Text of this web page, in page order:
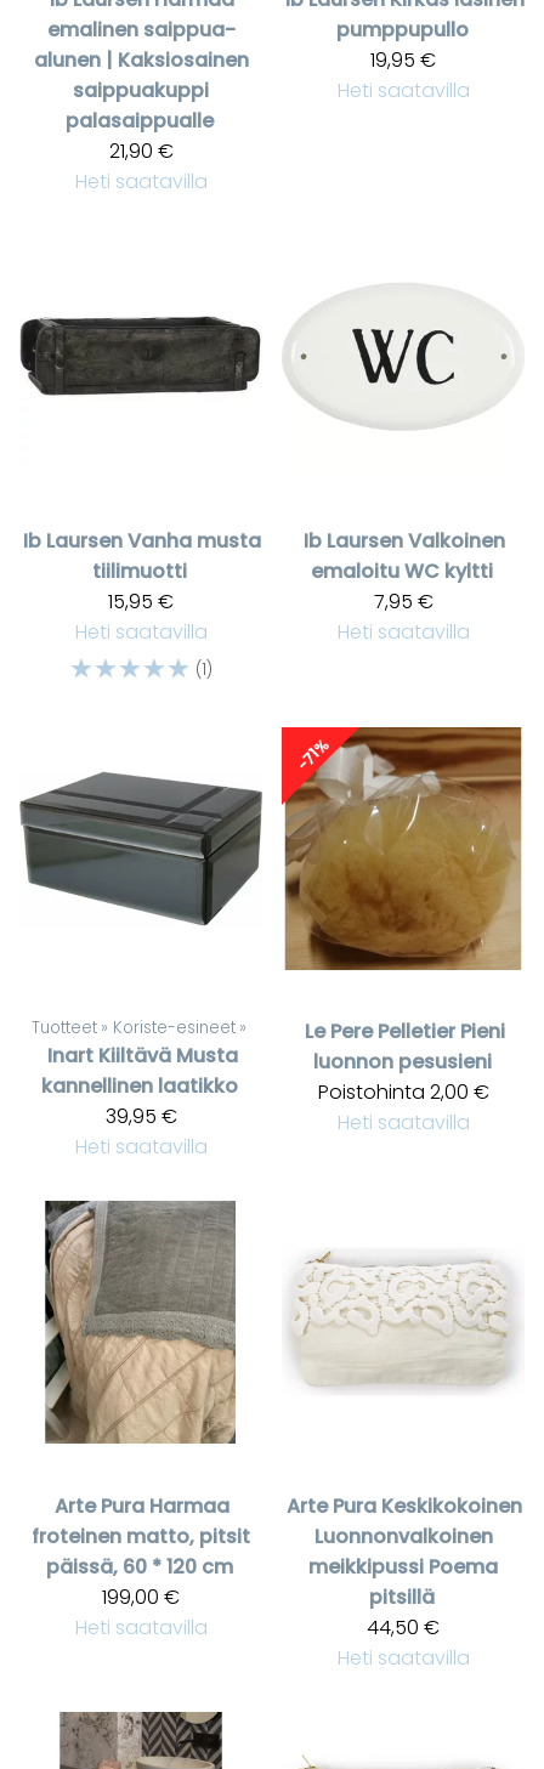
emalinen saippua-
alunen | Kaksiosainen
saippuakuppi
palasaippualle
21,90 €
Heti saatavilla
pumppupullo
19,95 €
Heti saatavilla
Ib LaursenVanha musta
tiilimuotti
15,95 €
Heti saatavilla
☆☆☆☆☆ (1)
Ib LaursenValkoinen
emaloitu WC kyltti
7,95 €
Heti saatavilla
Tuotteet ‪» Koriste-esineet ‪»
Inart Kiiltävä Musta
kannellinen laatikko
39,95 €
Heti saatavilla
-71%
Le Pere Pelletier Pieni
luonnon pesusieni
Poistohinta 2,00 €
Heti saatavilla
Arte Pura Harmaa
froteinen matto, pitsit
päissä, 60 * 120 cm
199,00 €
Heti saatavilla
Arte Pura Keskikokoinen
Luonnonvalkoinen
meikkipussi Poema
pitsillä
44,50 €
Heti saatavilla